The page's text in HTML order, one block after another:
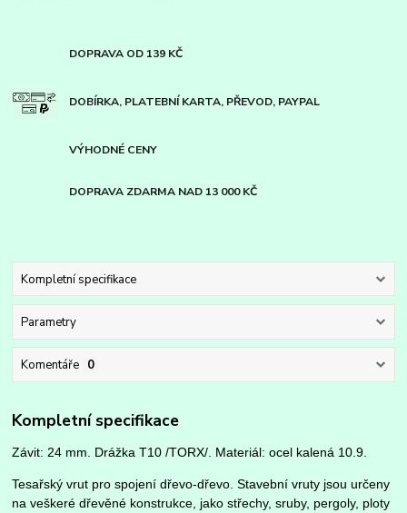
DOPRAVA OD 139 KČ
DOBÍRKA, PLATEBNÍ KARTA, PŘEVOD, PAYPAL
VÝHODNÉ CENY
DOPRAVA ZDARMA NAD 13 000 KČ
Kompletní specifikace
Parametry
Komentáře 0
Kompletní specifikace
Závit: 24 mm. Drážka T10 /TORX/. Materiál: ocel kalená 10.9.
Tesařský vrut pro spojení dřevo-dřevo. Stavební vruty jsou určeny
na veškeré dřevěné konstrukce, jako střechy, sruby, pergoly, ploty